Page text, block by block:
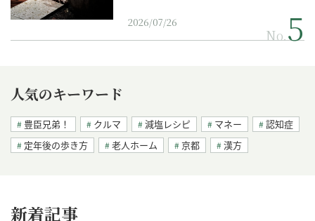
2026/07/26
No.
人気のキーワード
豊臣兄弟！ クルマ 減塩レシピ マネー
認知症
定年後の歩き方
老人ホーム 京都 漢方
新着記事